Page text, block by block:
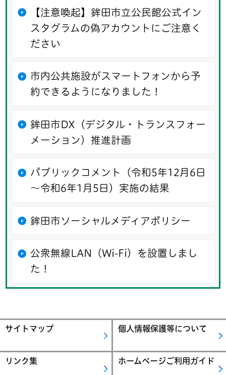
【注意喚起】鉾田市立公民館公式イン
スタグラムの偽アカウントにご注意く
ださい
市内公共施設がスマートフォンから予
約できるようになりました！
鉾田市DX（デジタル・トランスフォー
メーション）推進計画
パブリックコメント（令和5年12月6日
～令和6年1月5日）実施の結果
鉾田市ソーシャルメディアポリシー
公衆無線LAN（Wi-Fi）を設置しまし
た！
サイトマップ 個人情報保護等について
リンク集 ホームページご利用ガイド